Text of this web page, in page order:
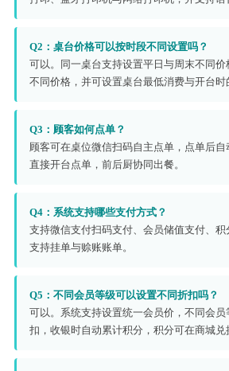
Q2：桌台价格可以按时段不同设置吗？
可以。同一桌台支持设置平日与周末不同
不同价格，并可设置桌台最低消费与开台时
Q3：顾客如何点单？
顾客可在桌位微信扫码自主点单，点单后
直接开台点单，前后厨协同出餐。
Q4：系统支持哪些支付方式？
支持微信支付扫码支付、会员储值支付、
支持挂单与赊账账单。
Q5：不同会员等级可以设置不同折扣吗？
可以。系统支持设置统一会员价，不同会
扣，收银时自动累计积分，积分可在商城兑